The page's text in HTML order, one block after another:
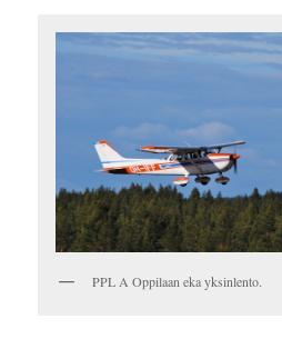
PPL A Oppilaan eka yksinlento.